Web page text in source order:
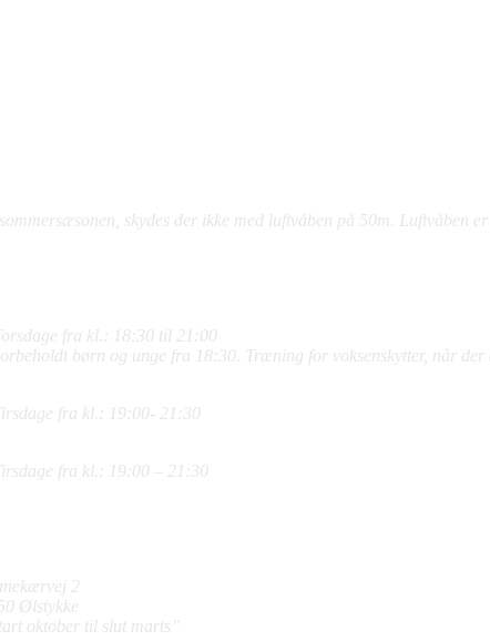
skydes der ikke med luftvåben på 50m. Luftvåben
fra kl.: 18:30 til 21:00
børn og unge fra 18:30. Træning for voksenskytter, når
fra kl.: 19:00- 21:30
fra kl.: 19:00 – 21:30
2
Ølstykke
oktober til slut marts”